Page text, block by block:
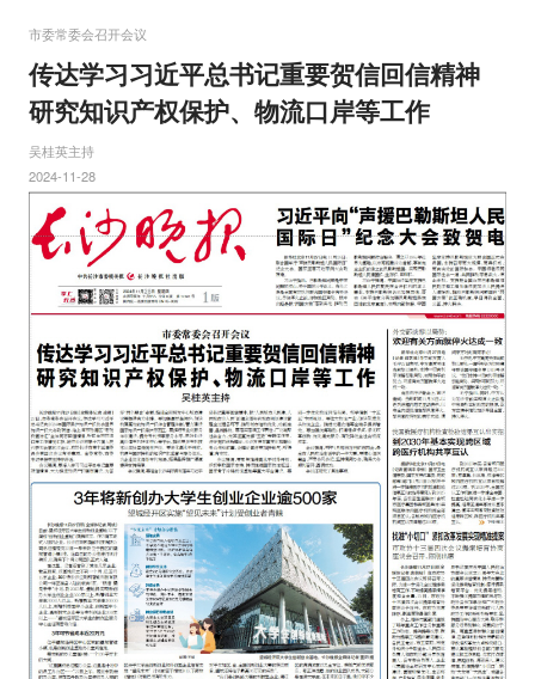
市委常委会召开会议
传达学习习近平总书记重要贺信回信精神
研究知识产权保护、物流口岸等工作
吴桂英主持
2024-11-28